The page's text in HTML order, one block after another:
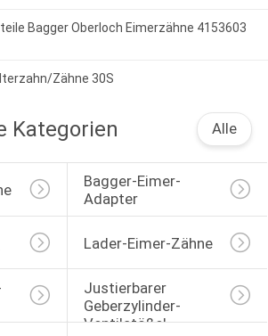
Bagger Oberloch Eimerzähne 4153603
Zähne 30S
Kategorien Alle
Bagger-Eimer-
Adapter
Lader-Eimer-Zähne
Justierbarer
Geberzylinder-
Ventilstößel